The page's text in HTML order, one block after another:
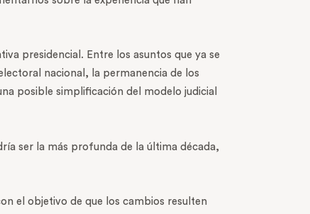
presidencial. Entre los asuntos que ya se
nacional, la permanencia de los
posible simplificación del modelo judicial
ser la más profunda de la última década,
el objetivo de que los cambios resulten